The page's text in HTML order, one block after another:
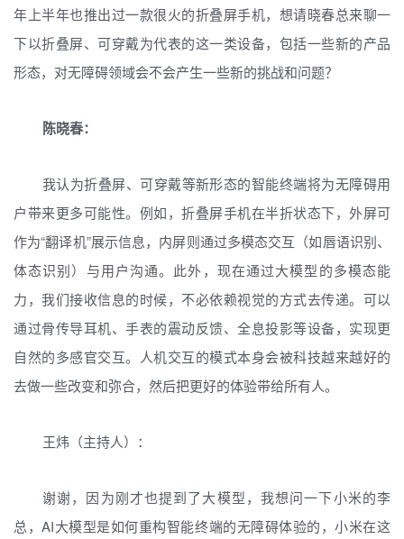
年上半年也推出过一款很火的折叠屏手机，想请晓春总来聊一
下以折叠屏、可穿戴为代表的这一类设备，包括一些新的产品
形态，对无障碍领域会不会产生一些新的挑战和问题？
陈晓春：
我认为折叠屏、可穿戴等新形态的智能终端将为无障碍用
户带来更多可能性。例如，折叠屏手机在半折状态下，外屏可
作为“翻译机”展示信息，内屏则通过多模态交互（如唇语识别、
体态识别）与用户沟通。此外，现在通过大模型的多模态能
力，我们接收信息的时候，不必依赖视觉的方式去传递。可以
通过骨传导耳机、手表的震动反馈、全息投影等设备，实现更
自然的多感官交互。人机交互的模式本身会被科技越来越好的
去做一些改变和弥合，然后把更好的体验带给所有人。
王炜（主持人）：
谢谢，因为刚才也提到了大模型，我想问一下小米的李
总，AI大模型是如何重构智能终端的无障碍体验的，小米在这